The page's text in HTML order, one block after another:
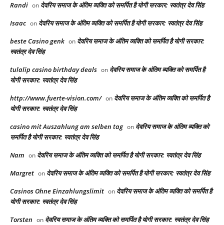
Randi on देवरिय समाज के अंतिम व्यक्ति को समर्पित है योगी सरकार: स्वतंत्र देव सिंह
Isaac on देवरिय समाज के अंतिम व्यक्ति को समर्पित है योगी सरकार: स्वतंत्र देव सिंह
beste Casino genk on देवरिय समाज के अंतिम व्यक्ति को समर्पित है योगी सरकार:
स्वतंत्र देव सिंह
tulalip casino birthday deals on देवरिय समाज के अंतिम व्यक्ति को समर्पित है
योगी सरकार: स्वतंत्र देव सिंह
http://www.fuerte-vision.com/ on देवरिय समाज के अंतिम व्यक्ति को समर्पित है
योगी सरकार: स्वतंत्र देव सिंह
casino mit Auszahlung am selben tag on देवरिय समाज के अंतिम व्यक्ति को
समर्पित है योगी सरकार: स्वतंत्र देव सिंह
Nam on देवरिय समाज के अंतिम व्यक्ति को समर्पित है योगी सरकार: स्वतंत्र देव सिंह
Margret on देवरिय समाज के अंतिम व्यक्ति को समर्पित है योगी सरकार: स्वतंत्र देव सिंह
Casinos Ohne Einzahlungslimit on देवरिय समाज के अंतिम व्यक्ति को समर्पित है
योगी सरकार: स्वतंत्र देव सिंह
Torsten on देवरिय समाज के अंतिम व्यक्ति को समर्पित है योगी सरकार: स्वतंत्र देव सिंह